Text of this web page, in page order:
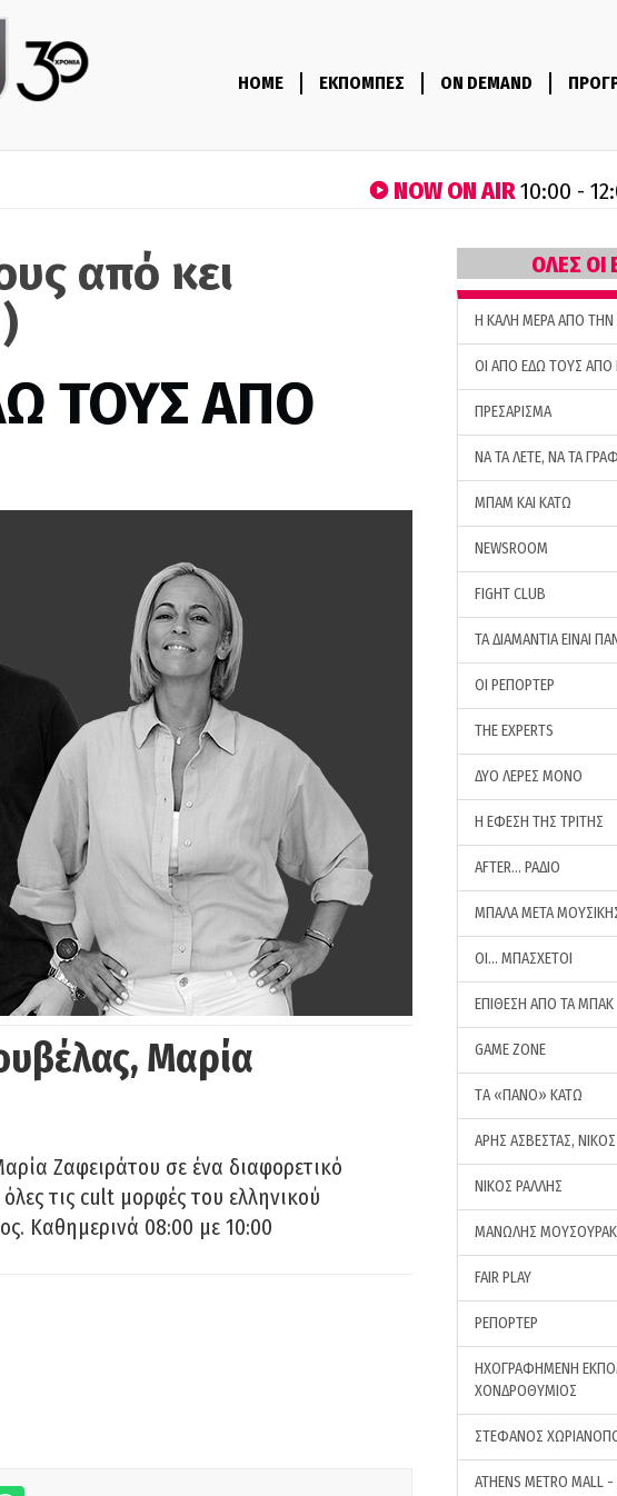
HOME ΕΚΠΟΜΠΕΣ ON DEMAND
NOW ON AIR10:00 -
από κει
ΤΟΥΣ ΑΠΟ
Μαρία
Ζαφειράτου σε ένα διαφορετικό
τις cult μορφές του ελληνικού
Καθημερινά 08:00 με 10:00
ΟΛΕΣ
H ΚΑΛΗ ΜΕΡΑ ΑΠΟ ΤΗΝ
ΟΙ ΑΠΟ ΕΔΩ ΤΟΥΣ ΑΠΟ
ΠΡΕΣΑΡΙΣΜΑ
ΝΑ ΤΑ ΛΕΤΕ, ΝΑ ΤΑ
ΜΠΑΜ ΚΑΙ ΚΑΤΩ
NEWSROOM
FIGHT CLUB
ΤΑ ΔΙΑΜΑΝΤΙΑ ΕΙΝΑΙ
ΟΙ ΡΕΠΟΡΤΕΡ
THE EXPERTS
ΔΥΟ ΛΕΡΕΣ ΜΟΝΟ
Η ΕΦΕΣΗ ΤΗΣ ΤΡΙΤΗΣ
AFTER… ΡΑΔΙΟ
ΜΠΑΛΑ ΜΕΤΑ
ΟΙ… ΜΠΑΣΧΕΤΟΙ
ΕΠΙΘΕΣΗ ΑΠΟ ΤΑ ΜΠΑΚ
GAME ZONE
ΤA «ΠΑΝΟ» ΚΑΤΩ
ΑΡΗΣ ΑΣΒΕΣΤΑΣ,
ΝΙΚΟΣ ΡΑΛΛΗΣ
ΜΑΝΩΛΗΣ
FAIR PLAY
ΡΕΠΟΡΤΕΡ
ΗΧΟΓΡΑΦΗΜΕΝΗ
ΧΟΝΔΡΟΘΥΜΙΟΣ
ΣΤΕΦΑΝΟΣ
ATHENS METRO MALL